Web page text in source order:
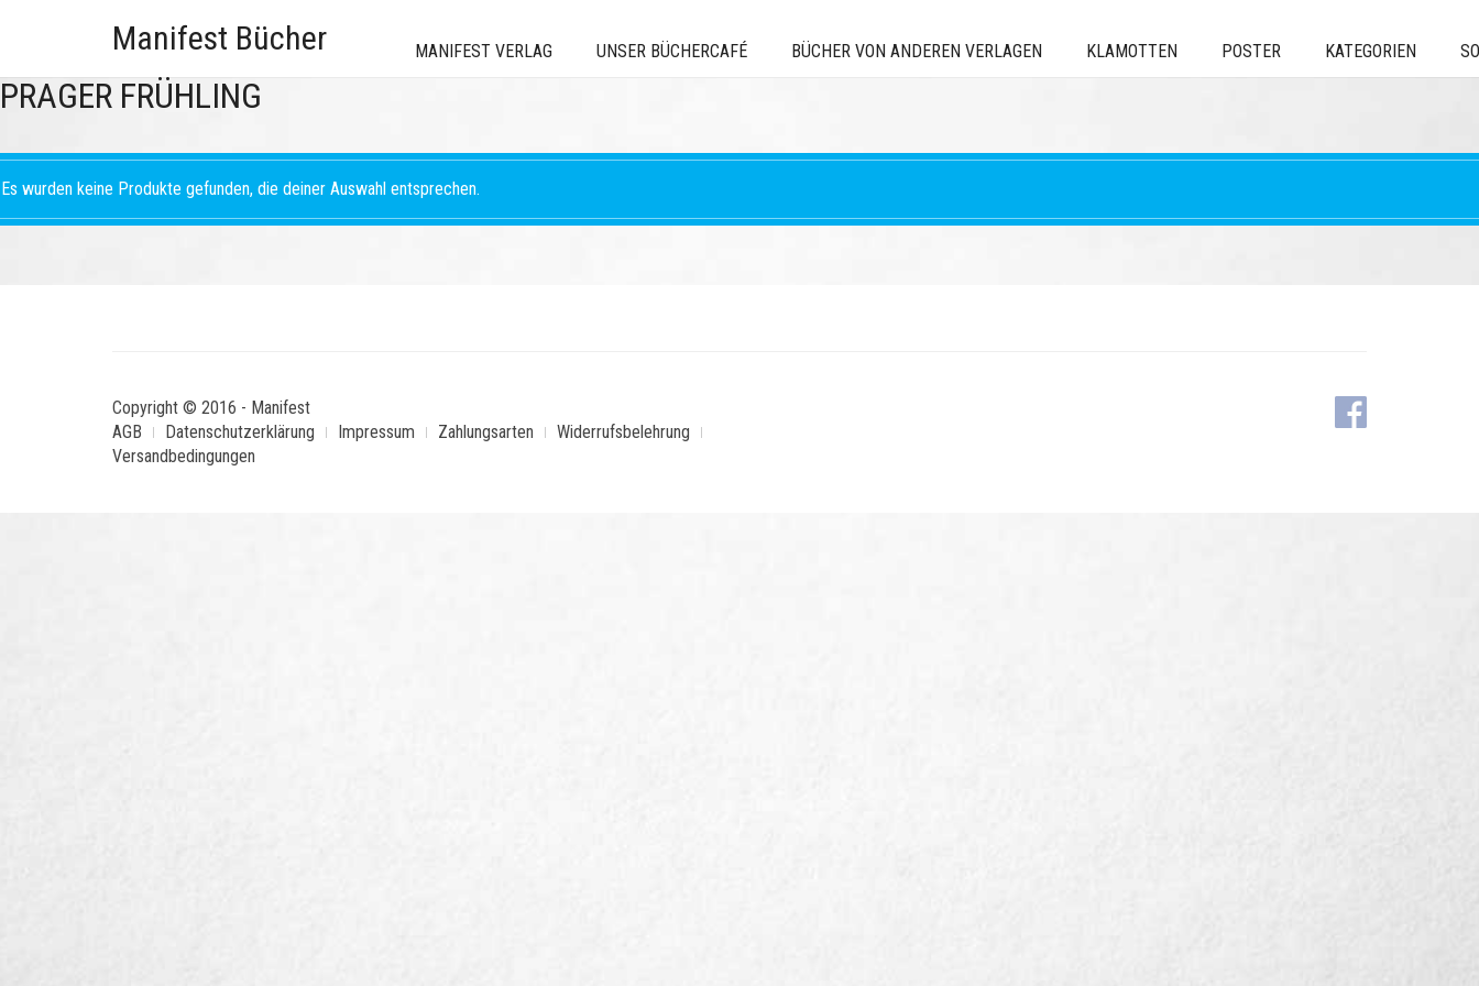
Manifest Bücher MANIFEST VERLAG UNSER BÜCHERCAFÉ BÜCHER VON ANDEREN VERLAGEN KLAMOTTEN POSTER KATEGORIEN
PRAGER FRÜHLING
Es wurden keine Produkte gefunden, die deiner Auswahl entsprechen.
Copyright © 2016 - Manifest
AGB
Datenschutzerklärung Impressum Zahlungsarten
Widerrufsbelehrung
Versandbedingungen